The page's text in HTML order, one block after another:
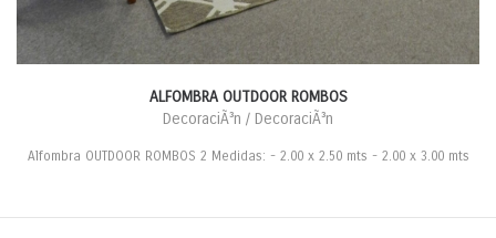
ALFOMBRA OUTDOOR ROMBOS
DecoraciÃ³n / DecoraciÃ³n
Alfombra OUTDOOR ROMBOS 2 Medidas: - 2.00 x 2.50 mts - 2.00 x 3.00 mts